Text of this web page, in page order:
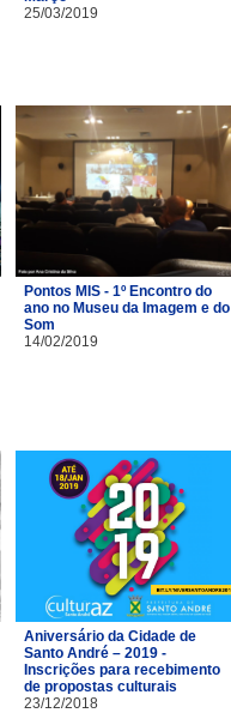
25/03/2019
Pontos MIS - 1º Encontro do
ano no Museu da Imagem e do
Som
14/02/2019
Aniversário da Cidade de
Santo André – 2019 -
Inscrições para recebimento
de propostas culturais
23/12/2018